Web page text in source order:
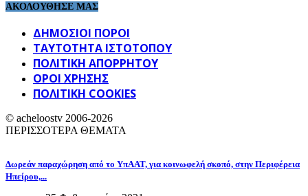
ΑΚΟΛΟΥΘΗΣΕ ΜΑΣ
ΔΗΜΟΣΙΟΙ ΠΟΡΟΙ
ΤΑΥΤΌΤΗΤΑ ΙΣΤΌΤΟΠΟΥ
ΠΟΛΙΤΙΚΉ ΑΠΟΡΡΉΤΟΥ
ΌΡΟΙ ΧΡΉΣΗΣ
ΠΟΛΙΤΙΚΗ COOKIES
© acheloostv 2006-2026
ΠΕΡΙΣΣΟΤΕΡΑ ΘΕΜΑΤΑ
Δωρεάν παραχώρηση από το ΥπΑΑΤ, για κοινωφελή σκοπό, στην Περιφέρεια
Ηπείρου,...